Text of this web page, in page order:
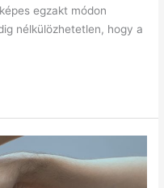
egzakt módon
nélkülözhetetlen, hogy a